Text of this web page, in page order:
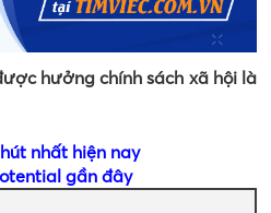
hưởng chính sách xã hội là
nhất hiện nay
gần đây